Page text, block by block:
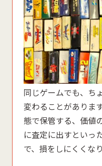
同じゲームでも、ち
変わることがありま
態で保管する、価値
に査定に出すといっ
で、損をしにくくなり